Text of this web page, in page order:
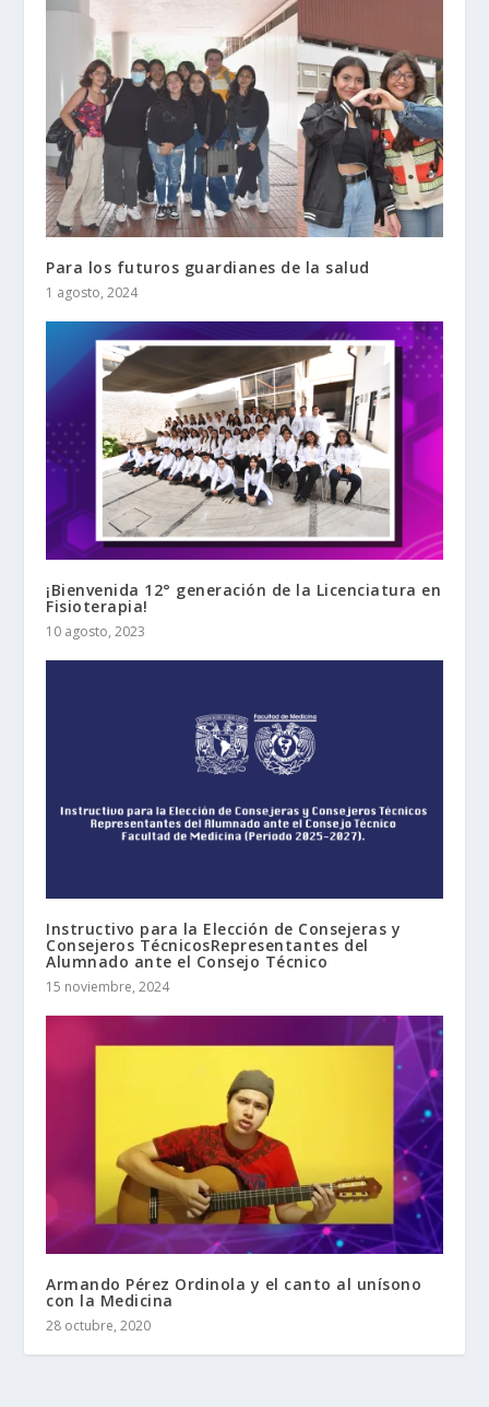
Para los futuros guardianes de la salud
1 agosto, 2024
¡Bienvenida 12° generación de la Licenciatura en
Fisioterapia!
10 agosto, 2023
Instructivo para la Elección de Consejeras y
Consejeros TécnicosRepresentantes del
Alumnado ante el Consejo Técnico
15 noviembre, 2024
Armando Pérez Ordinola y el canto al unísono
con la Medicina
28 octubre, 2020